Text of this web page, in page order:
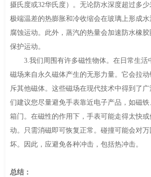
摄氏度或32华氏度）。无论防水深度超过多少
极端温差的热膨胀和冷收缩会在玻璃上形成
腐蚀运动。此外，蒸汽的热量会加速防水橡
保护运动。
3.我们周围有许多磁性物体。在日常生活
磁场来自永久磁体产生的无形力量。它会拉
斥其他磁体。这些磁场在现代技术中得到了
们建议您尽量避免手表靠近电子产品，如磁
箱门。在磁性的作用下，手表可能走得太快
动。只需消磁即可恢复正常。碰撞可能会对
坏。因此，应避免各种冲击，包括热冲击。
总结：